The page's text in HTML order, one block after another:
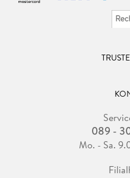
089 -
Mo. - Sa.